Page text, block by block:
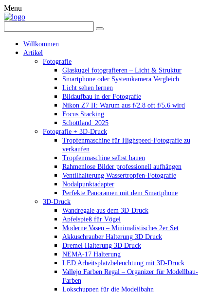
Menu
Willkommen
Artikel
Fotografie
Glaskugel fotografieren – Licht & Struktur
Smartphone oder Systemkamera Vergleich
Licht sehen lernen
Bildaufbau in der Fotografie
Nikon Z7 II: Warum aus f/2.8 oft f/5.6 wird
Focus Stacking
Schottland_2025
Fotografie + 3D-Druck
Tropfenmaschine für Highspeed-Fotografie zu
verkaufen
Tropfenmaschine selbst bauen
Rahmenlose Bilder professionell aufhängen
Ventilhalterung Wassertropfen-Fotografie
Nodalpunktadapter
Perfekte Panoramen mit dem Smartphone
3D-Druck
Wandregale aus dem 3D-Druck
Apfelspieß für Vögel
Moderne Vasen – Minimalistisches 2er Set
Akkuschrauber Halterung 3D Druck
Dremel Halterung 3D Druck
NEMA-17 Halterung
LED Arbeitsplatzbeleuchtung mit 3D-Druck
Vallejo Farben Regal – Organizer für Modellbau-
Farben
Lokschuppen für die Modellbahn